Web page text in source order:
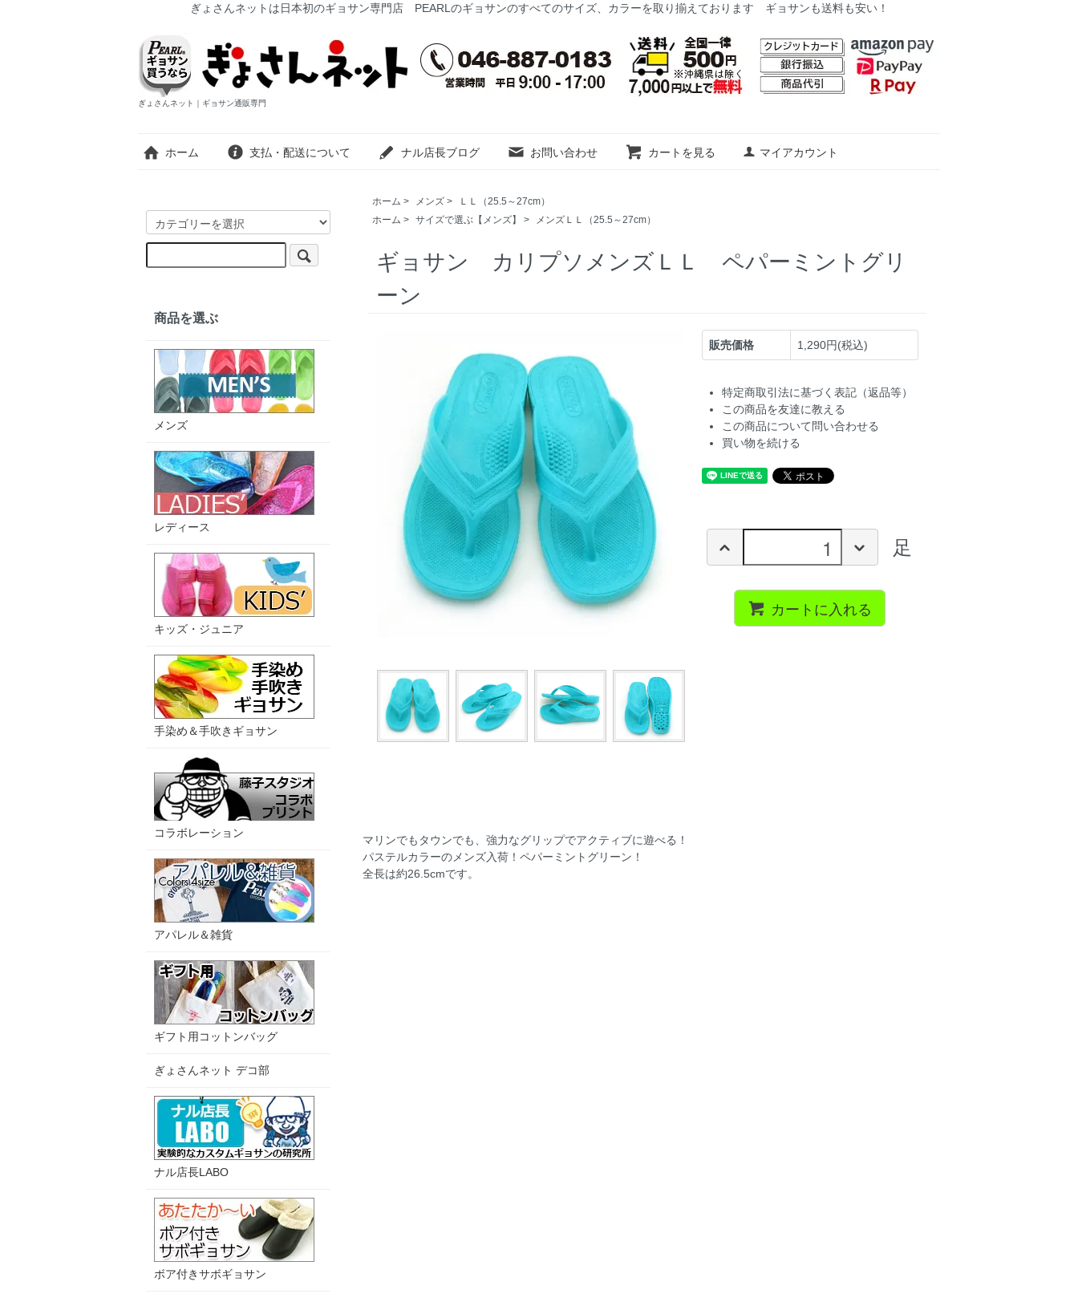
ぎょさんネットは日本初のギョサン専門店 PEARLのギョサンのすべてのサイズ、カラーを取り揃えております ギョサンも送料も安い！
ぎょさんネット｜ギョサン通販専門
ホーム 支払・配送について ナル店長ブログ お問い合わせ カートを見る マイアカウント
ホーム > メンズ >
ＬＬ（25.5～27cm）
ホーム > サイズで選ぶ【メンズ】 > メンズＬＬ（25.5～27cm）
ギョサン カリプソメンズＬＬ ペパーミントグリ
ーン
販売価格 1,290円(税込)
特定商取引法に基づく表記（返品等）
この商品を友達に教える
この商品について問い合わせる
買い物を続ける
足
カートに入れる
マリンでもタウンでも、強力なグリップでアクティブに遊べる！
パステルカラーのメンズ入荷！ペパーミントグリーン！
全長は約26.5cmです。
商品を選ぶ
メンズ
レディース
キッズ・ジュニア
手染め＆手吹きギョサン
コラボレーション
アパレル＆雑貨
ギフト用コットンバッグ
ぎょさんネット デコ部
ナル店長LABO
ボア付きサボギョサン